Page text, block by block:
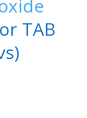
TAB